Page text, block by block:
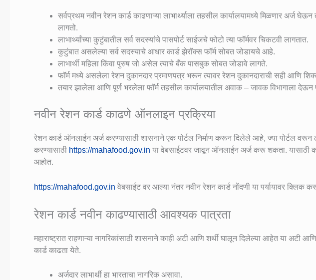
सर्वप्रथम नवीन रेशन कार्ड काढणाऱ्या लाभार्थ्याला तहसील कार्यालयामध्ये मिळणार अर्ज घेऊन
लागतो.
लाभार्थ्यांच्या कुटुंबातील सर्व सदस्यांचे पासपोर्ट साईजचे फोटो त्या फॉर्मवर चिकटवी लागतात.
कुटुंबात असलेल्या सर्व सदस्याचे आधार कार्ड झेरॉक्स फॉर्म सोबत जोडायचे आहे.
लाभार्थी महिला किंवा पुरुष जो असेल त्याचे बँक पासबुक सोबत जोडावे लागते.
फॉर्म मध्ये असलेला रेशन दुकानदार प्रमाणपत्र भरून त्यावर रेशन दुकानदाराची सही आणि
तयार झालेला आणि पूर्ण भरलेला फॉर्म तहसील कार्यालयातील अवाक – जावक विभागाला देऊन
नवीन रेशन कार्ड काढणे ऑनलाइन प्रक्रिया
रेशन कार्ड ऑनलाईन अर्ज करण्यासाठी शासनाने एक पोर्टल निर्माण करून दिलेले आहे, ज्या पोर्टल
करण्यासाठी https://mahafood.gov.in या वेबसाईटवर जावून ऑनलाईन अर्ज करू शकता. यासाठी
आहोत.
https://mahafood.gov.in वेबसाईट वर आल्या नंतर नवीन रेशन कार्ड नोंदणी या पर्यायावर क्लिक
रेशन कार्ड नवीन काढण्यासाठी आवश्यक पात्रता
महाराष्ट्रात राहणाऱ्या नागरिकांसाठी शासनाने काही अटी आणि शर्थी घालून दिलेल्या आहेत या अटी
कार्ड काढता येते.
अर्जदार लाभार्थी हा भारताचा नागरिक असावा.